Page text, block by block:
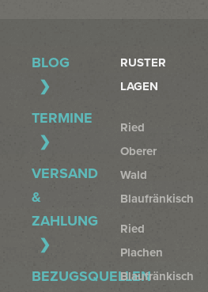
BLOG
TERMINE
VERSAND
&
ZAHLUNG
BEZUGSQUELLEN
RUSTER
LAGEN
Ried
Oberer
Wald
Blaufränkisch
Ried
Plachen
Blaufränkisch